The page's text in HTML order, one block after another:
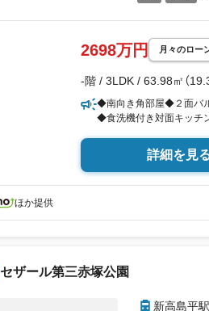
●見学のご希望はインタ
［室内・現地を見学する
当日の見学も受付ており
2698万円 月々のロー
-階 / 3LDK / 63.98㎡（
◆南向き角部屋◆２面バ
◆食洗機付き対面キッチ
詳細を見
ほか提供
セザール第三赤塚公園
新高島平